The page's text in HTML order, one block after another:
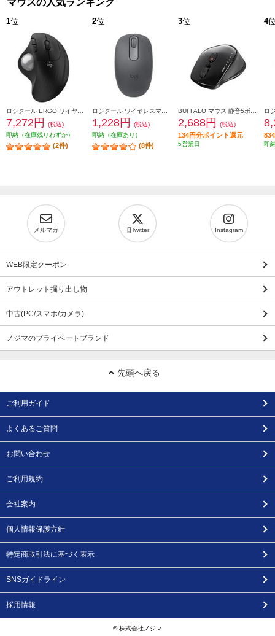
マウスの人気ランキング
1位
7,272円
(税込)
即納（在庫残りわずか）
(2件)
2位
1,228円
(税込)
即納（在庫あり）
(8件)
3位
2,688円 (税込)
134円分ポイント還元
5営業日
4
即
メルマガ 旧Twitter Instagram
WEB限定クーポン
アウトレット掘り出し物
中古(PC/スマホ/カメラ)
ノジマのプライベートブランド
先頭へ戻る
ご利用ガイド
よくあるご質問
お問い合わせ
ご利用規約
会社案内
個人情報保護方針
特定商取引法に基づく表示
SNSガイドライン
採用情報
© 株式会社ノジマ